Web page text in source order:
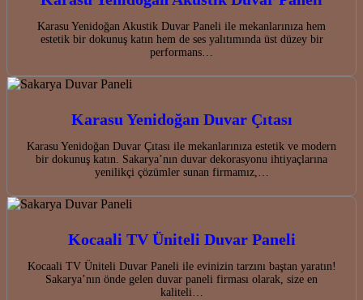
Karasu Yenidoğan Akustik Duvar Paneli ile mekanlarınıza hem
estetik bir dokunuş katın hem de ses yalıtımında üst düzey bir
performans…
Karasu Yenidoğan Duvar Çıtası
Karasu Yenidoğan Duvar Çıtası ile mekanlarınıza estetik ve modern
bir dokunuş katın. Sakarya’nın duvar dekorasyonu ihtiyaçlarına
yenilikçi çözümler sunan firmamız,…
Kocaali TV Üniteli Duvar Paneli
Kocaali TV Üniteli Duvar Paneli ile evinizin tarzını baştan yaratın!
Sakarya’nın önde gelen duvar paneli firması olarak, size en
kaliteli…